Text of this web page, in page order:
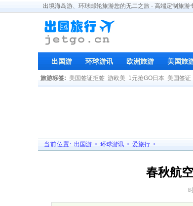
出境海岛游、环球邮轮旅游您的无二之旅 - 高端定制旅游
出国游 环球游讯 欧洲旅游 美国旅
旅游标签: 美国签证拒签 游欧美 1元抢GO日本 美国签证
当前位置: 出国游 > 环球游讯 > 爱旅行 >
春秋航